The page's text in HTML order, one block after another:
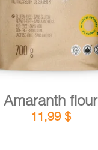
Amaranth flour
11,99 $